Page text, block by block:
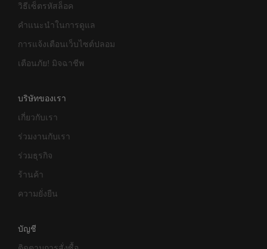
วิธีเซ็ตรหัสล็อค
คำแนะนำในการดูแล
การแจ้งเตือนเว็บไซต์ปลอม
เตือนภัย! มิจฉาชีพ
บริษัทของเรา
เกี่ยวกับเรา
ร่วมงานกับเรา
ร่วมธุรกิจ
ร้านค้า
ความยั่งยืน
บัญชี